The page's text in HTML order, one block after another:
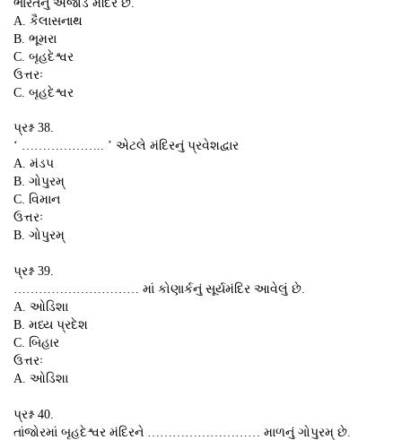
ભારતનું અજોડ મંદિર છે.
A. કૈલાસનાથ
B. ભૂમરા
C. બૃહદેશ્વર
ઉત્તરઃ
C. બૃહદેશ્વર
પ્રશ્ન 38.
‘ ……………….. ’ એટલે મંદિરનું પ્રવેશદ્વાર
A. મંડપ
B. ગોપુરમ્
C. વિમાન
ઉત્તરઃ
B. ગોપુરમ્
પ્રશ્ન 39.
………………………… માં કોણાર્કનું સૂર્યમંદિર આવેલું છે.
A. ઓડિશા
B. મધ્ય પ્રદેશ
C. બિહાર
ઉત્તરઃ
A. ઓડિશા
પ્રશ્ન 40.
તાંજોરમાં બૃહદેશ્વર મંદિરને ……………………… માળનું ગોપુરમ્ છે.